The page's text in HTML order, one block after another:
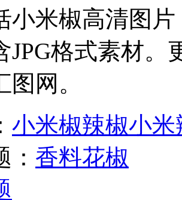
小米椒高清图
JPG格式素材
网。
小米椒辣椒小米
香料花椒